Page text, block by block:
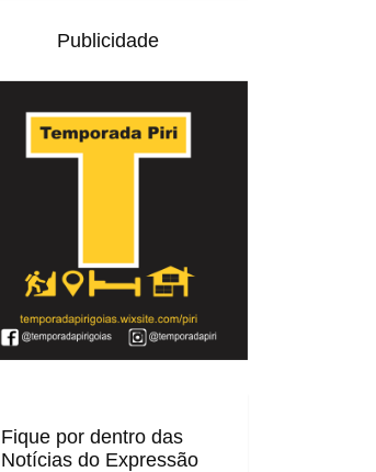
Publicidade
Fique por dentro das
Notícias do Expressão